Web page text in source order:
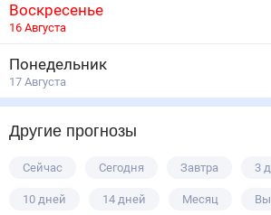
Воскресенье
16 Августа
Понедельник
17 Августа
Другие прогнозы
Сейчас Сегодня Завтра 3
10 дней 14 дней Месяц